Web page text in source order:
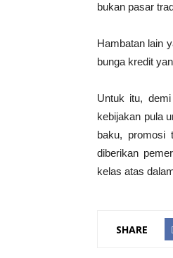
bukan pasar
Hambatan lain
bunga kredit
Untuk itu,
kebijakan pula
baku, promosi
diberikan
kelas atas
SHARE